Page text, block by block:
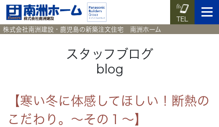
TEL
暮らしのコラム
HOME
株式会社南洲建設・鹿児島の新築注文住宅 南洲ホーム
スタッフブログ
blog
【寒い冬に体感してほしい！断熱の
こだわり。～その１～】